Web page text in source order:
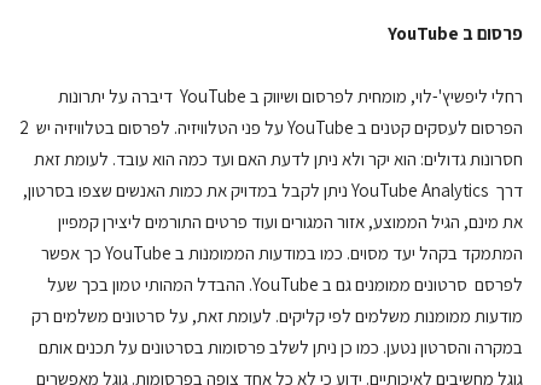
פרסום ב YouTube
רחלי ליפשיץ'-לוי, מומחית לפרסום ושיווק ב YouTube דיברה על יתרונות
הפרסום לעסקים קטנים ב YouTube על פני הטלוויזיה. לפרסום בטלוויזיה יש 2
חסרונות גדולים: הוא יקר ולא ניתן לדעת האם ועד כמה הוא עובד. לעומת זאת
דרך YouTube Analytics ניתן לקבל במדויק את כמות האנשים שצפו בסרטון,
את מינם, הגיל הממוצע, אזור המגורים ועוד פרטים התורמים ליצירן קמפיין
המתמקד בקהל יעד מסוים. כמו במודעות הממומנות ב YouTube כך אפשר
לפרסם סרטונים ממומנים גם ב YouTube. ההבדל המהותי טמון בכך שעל
מודעות ממומנות משלמים לפי קליקים. לעומת זאת, על סרטונים משלמים רק
במקרה והסרטון נטען. כמו כן ניתן לשלב פרסומות בסרטונים על תכנים אותם
גוגל מחשיבים לאיכותיים. ידוע כי לא כל אחד צופה בפרסומות. גוגל מאפשרים